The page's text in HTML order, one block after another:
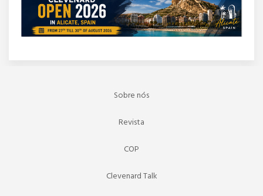
Sobre nós
Revista
COP
Clevenard Talk